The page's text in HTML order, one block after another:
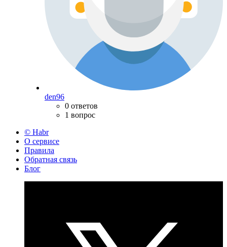
den96
0 ответов
1 вопрос
© Habr
О сервисе
Правила
Обратная связь
Блог